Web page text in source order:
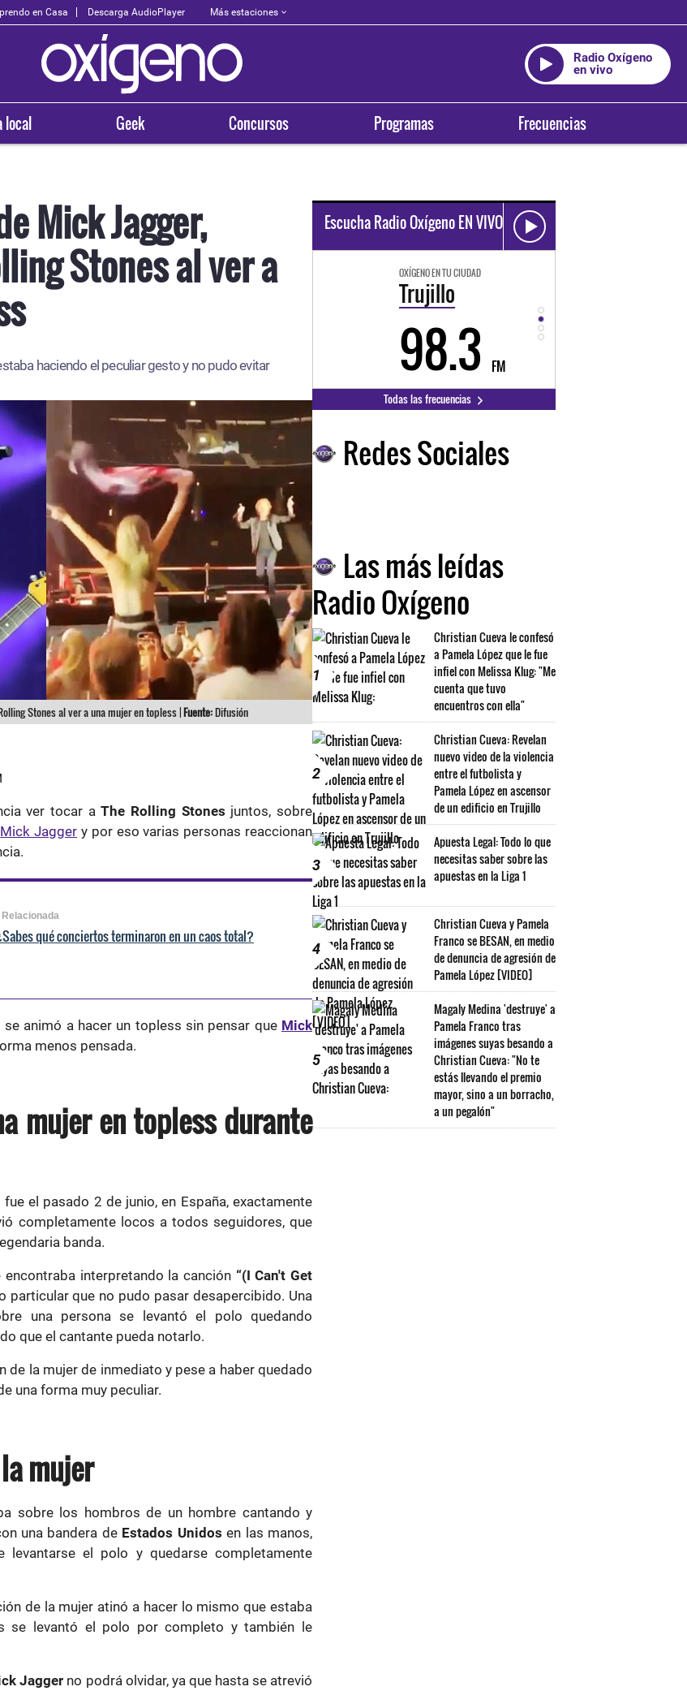
en Casa Descarga AudioPlayer Más estaciones
Radio Oxígeno
en vivo
local Geek Concursos Programas Frecuencias
Mick Jagger,
Stones al ver a
haciendo el peculiar gesto y no pudo evitar
Stones al ver a una mujer en topless |Fuente:Difusión
ver tocar aThe Rolling Stones juntos, sobre
Mick Jagger y por eso varias personas reaccionan
Relacionada
qué conciertos terminaron en un caos total?
animó a hacer un topless sin pensar que Mick
menos pensada.
mujer en topless durante
fue el pasado 2 de junio, en España, exactamente
completamente locos a todos seguidores, que
banda.
interpretando la canción “(I Can't Get
particular que no pudo pasar desapercibido. Una
una persona se levantó el polo quedando
que el cantante pueda notarlo.
de la mujer de inmediato y pese a haber quedado
una forma muy peculiar.
mujer
sobre los hombros de un hombre cantando y
una bandera de Estados Unidosen las manos,
levantarse el polo y quedarse completamente
de la mujer atinó a hacer lo mismo que estaba
se levantó el polo por completo y también le
Jagger no podrá olvidar, ya que hasta se atrevió
Escucha Radio Oxígeno EN VIVO
OXÍGENO EN TU CIUDAD
Arequipa
93.5 FM
OXÍGENO EN TU CIUDAD
98.3 FM 94.3
Todas las frecuencias
Redes Sociales
Las más leídas
Radio Oxígeno
1
Christian Cueva le confesó
a Pamela López que le fue
infiel con Melissa Klug: "Me
cuenta que tuvo
encuentros con ella"
2
Christian Cueva: Revelan
nuevo video de la violencia
entre el futbolista y
Pamela López en ascensor
de un edificio en Trujillo
3
Apuesta Legal: Todo lo que
necesitas saber sobre las
apuestas en la Liga 1
4
Christian Cueva y Pamela
Franco se BESAN, en medio
de denuncia de agresión de
Pamela López [VIDEO]
5
Magaly Medina 'destruye' a
Pamela Franco tras
imágenes suyas besando a
Christian Cueva: "No te
estás llevando el premio
mayor, sino a un borracho,
a un pegalón"